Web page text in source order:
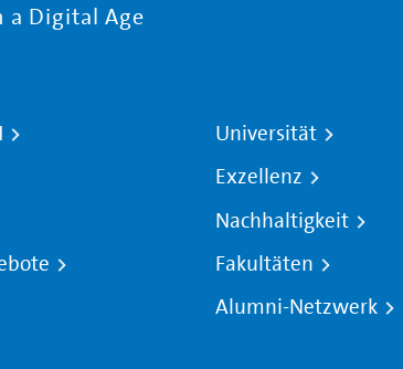
a Digital Age
Universität
Exzellenz
Nachhaltigkeit
Fakultäten
Alumni-Netzwerk